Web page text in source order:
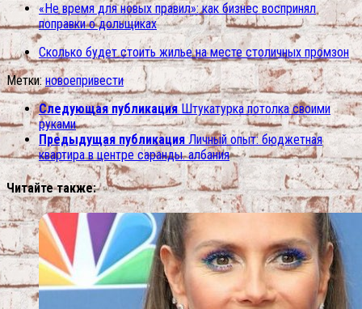
«Не время для новых правил»: как бизнес воспринял
поправки о дольщиках
Сколько будет стоить жилье на месте столичных промзон
Метки: новоепривести
Следующая публикация Штукатурка потолка своими
руками
Предыдущая публикация Личный опыт: бюджетная
квартира в центре саранды. албания
Читайте также: